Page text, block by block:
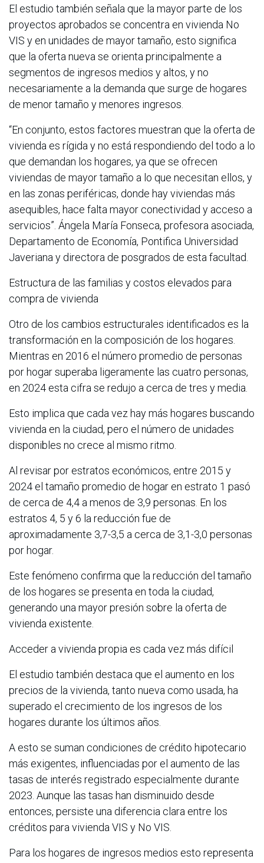
El estudio también señala que la mayor parte de los
proyectos aprobados se concentra en vivienda No
VIS y en unidades de mayor tamaño, esto significa
que la oferta nueva se orienta principalmente a
segmentos de ingresos medios y altos, y no
necesariamente a la demanda que surge de hogares
de menor tamaño y menores ingresos.
“En conjunto, estos factores muestran que la oferta de
vivienda es rígida y no está respondiendo del todo a lo
que demandan los hogares, ya que se ofrecen
viviendas de mayor tamaño a lo que necesitan ellos, y
en las zonas periféricas, donde hay viviendas más
asequibles, hace falta mayor conectividad y acceso a
servicios”. Ángela María Fonseca, profesora asociada,
Departamento de Economía, Pontifica Universidad
Javeriana y directora de posgrados de esta facultad.
Estructura de las familias y costos elevados para
compra de vivienda
Otro de los cambios estructurales identificados es la
transformación en la composición de los hogares.
Mientras en 2016 el número promedio de personas
por hogar superaba ligeramente las cuatro personas,
en 2024 esta cifra se redujo a cerca de tres y media.
Esto implica que cada vez hay más hogares buscando
vivienda en la ciudad, pero el número de unidades
disponibles no crece al mismo ritmo.
Al revisar por estratos económicos, entre 2015 y
2024 el tamaño promedio de hogar en estrato 1 pasó
de cerca de 4,4 a menos de 3,9 personas. En los
estratos 4, 5 y 6 la reducción fue de
aproximadamente 3,7-3,5 a cerca de 3,1-3,0 personas
por hogar.
Este fenómeno confirma que la reducción del tamaño
de los hogares se presenta en toda la ciudad,
generando una mayor presión sobre la oferta de
vivienda existente.
Acceder a vivienda propia es cada vez más difícil
El estudio también destaca que el aumento en los
precios de la vivienda, tanto nueva como usada, ha
superado el crecimiento de los ingresos de los
hogares durante los últimos años.
A esto se suman condiciones de crédito hipotecario
más exigentes, influenciadas por el aumento de las
tasas de interés registrado especialmente durante
2023. Aunque las tasas han disminuido desde
entonces, persiste una diferencia clara entre los
créditos para vivienda VIS y No VIS.
Para los hogares de ingresos medios esto representa